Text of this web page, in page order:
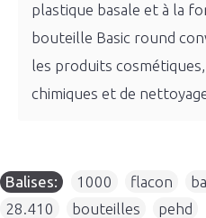
plastique basale et à la
bouteille Basic round
les produits
chimiques et de
Balises: 1000 flacon
28.410
bouteilles pehd